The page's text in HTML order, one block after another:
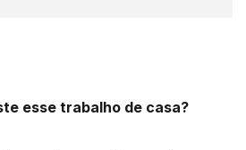
esse trabalho de casa?